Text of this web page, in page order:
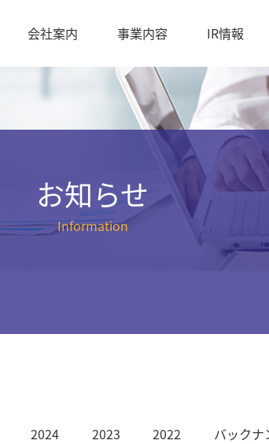
会社案内 事業内容 IR情報
お知らせ
Information
2024 2023 2022 バックナ